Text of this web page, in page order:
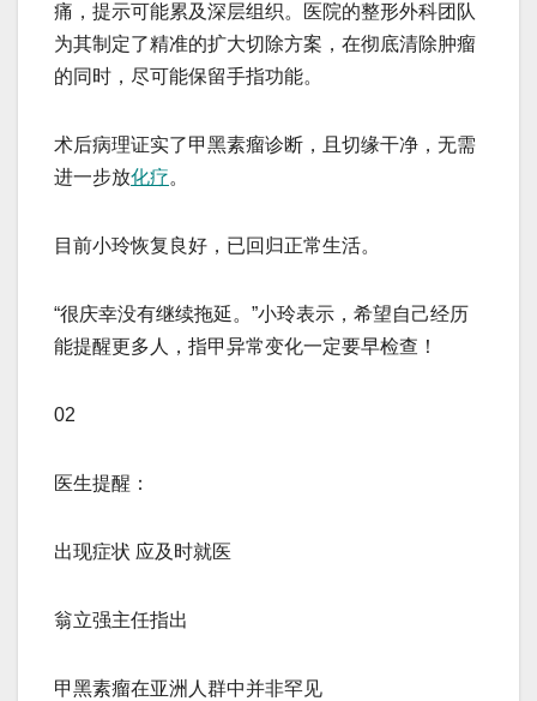
痛，提示可能累及深层组织。医院的整形外科团队
为其制定了精准的扩大切除方案，在彻底清除肿瘤
的同时，尽可能保留手指功能。
术后病理证实了甲黑素瘤诊断，且切缘干净，无需
进一步放化疗。
目前小玲恢复良好，已回归正常生活。
“很庆幸没有继续拖延。”小玲表示，希望自己经历
能提醒更多人，指甲异常变化一定要早检查！
02
医生提醒：
出现症状 应及时就医
翁立强主任指出
甲黑素瘤在亚洲人群中并非罕见